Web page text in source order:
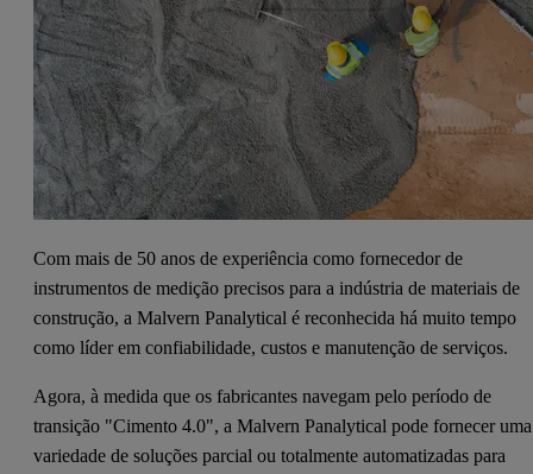
Com mais de 50 anos de experiência como fornecedor de
instrumentos de medição precisos para a indústria de materiais de
construção, a Malvern Panalytical é reconhecida há muito tempo
como líder em confiabilidade, custos e manutenção de serviços.
Agora, à medida que os fabricantes navegam pelo período de
transição "Cimento 4.0", a Malvern Panalytical pode fornecer uma
variedade de soluções parcial ou totalmente automatizadas para